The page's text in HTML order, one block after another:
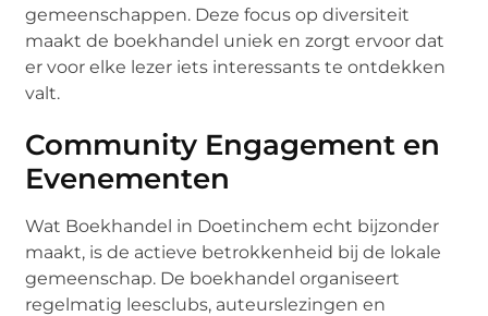
gemeenschappen. Deze focus op diversiteit
maakt de boekhandel uniek en zorgt ervoor dat
er voor elke lezer iets interessants te ontdekken
valt.
Community Engagement en
Evenementen
Wat Boekhandel in Doetinchem echt bijzonder
maakt, is de actieve betrokkenheid bij de lokale
gemeenschap. De boekhandel organiseert
regelmatig leesclubs, auteurslezingen en